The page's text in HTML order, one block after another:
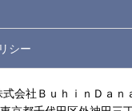
シー
式会社ＢｕｈｉｎＤａｎ